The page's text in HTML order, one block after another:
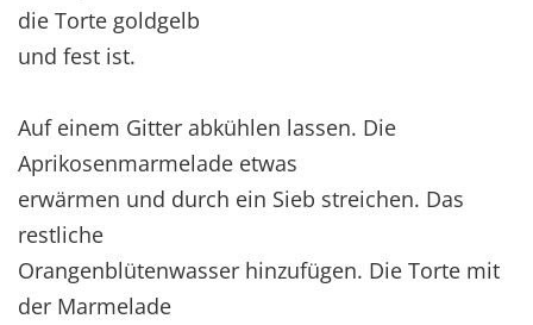
die Torte goldgelb
und fest ist.
Auf einem Gitter abkühlen lassen. Die
Aprikosenmarmelade etwas
erwärmen und durch ein Sieb streichen. Das
restliche
Orangenblütenwasser hinzufügen. Die Torte mit
der Marmelade